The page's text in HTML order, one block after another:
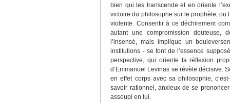
bien qui les transcende et en oriente
victoire du philosophe sur le prophète, ou
violente. Consentir à ce déchirement
autant une compromission douteuse,
l’insensé, mais implique un
institutions - se font de l’essence
perspective, qui oriente la réflexion
d’Emmanuel Levinas se révèle décisive.
en effet corps avec sa philosophie,
savoir rationnel, anxieux de se
assoupi en lui.